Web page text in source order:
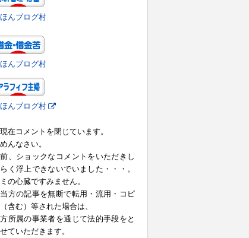
んブログ村
んブログ村
んブログ村
在コメントを閉じています。
んなさい。
、ショックなコメントをいただきし
く浮上できないでいました・・・。
の心臓ですみません。
方の記事を無断で転用・流用・コピ
含む）等された場合は、
所属の事業者を通じて法的手段をと
ていただきます。